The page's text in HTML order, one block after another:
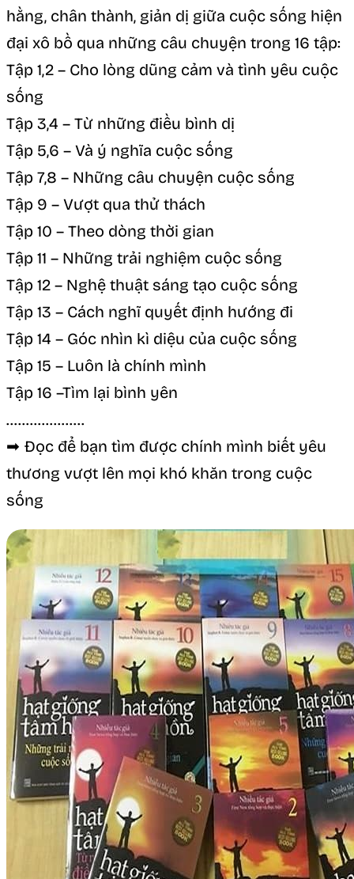
hằng, chân thành, giản dị giữa cuộc sống hiện
đại xô bồ qua những câu chuyện trong 16 tập:
Tập 1,2 – Cho lòng dũng cảm và tình yêu cuộc
sống
Tập 3,4 – Từ những điều bình dị
Tập 5,6 – Và ý nghĩa cuộc sống
Tập 7,8 – Những câu chuyện cuộc sống
Tập 9 – Vượt qua thử thách
Tập 10 – Theo dòng thời gian
Tập 11 – Những trải nghiệm cuộc sống
Tập 12 – Nghệ thuật sáng tạo cuộc sống
Tập 13 – Cách nghĩ quyết định hướng đi
Tập 14 – Góc nhìn kì diệu của cuộc sống
Tập 15 – Luôn là chính mình
Tập 16 –Tìm lại bình yên
………………..
➡ Đọc để bạn tìm được chính mình biết yêu
thương vượt lên mọi khó khăn trong cuộc
sống